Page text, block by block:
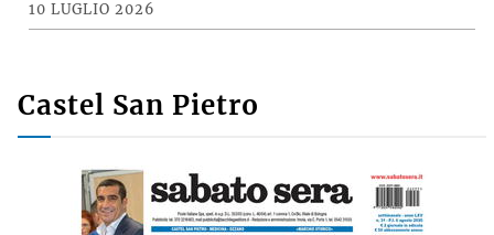
10 LUGLIO 2026
Castel San Pietro